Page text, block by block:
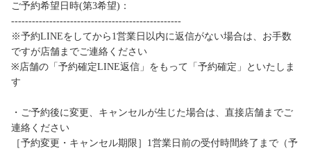
ご予約希望日時(第3希望)：
-------------------------------------------------
※予約LINEをしてから1営業日以内に返信がない場合は、お手数
ですが店舗までご連絡ください
※店舗の「予約確定LINE返信」をもって「予約確定」といたしま
す
・ご予約後に変更、キャンセルが生じた場合は、直接店舗までご
連絡ください
［予約変更・キャンセル期限］1営業日前の受付時間終了まで（予